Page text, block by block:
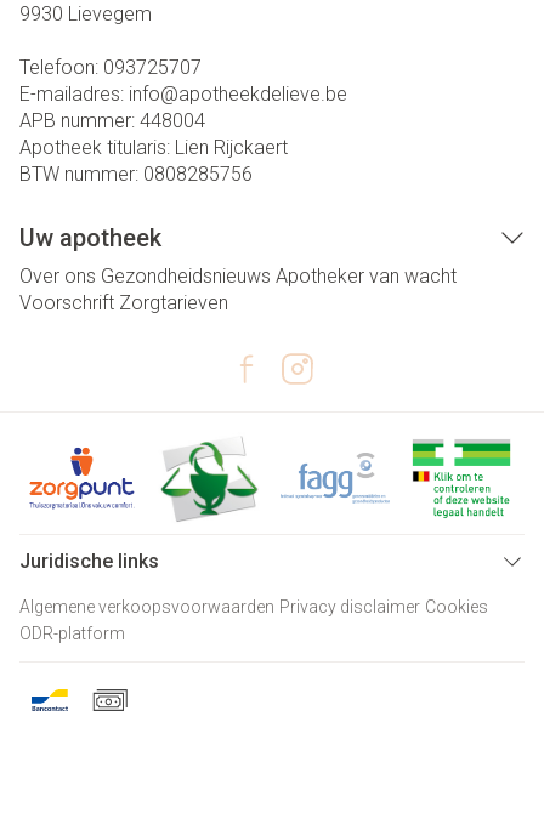
9930 Lievegem
Telefoon: 093725707
E-mailadres: info@apotheekdelieve.be
APB nummer: 448004
Apotheek titularis: Lien Rijckaert
BTW nummer: 0808285756
Uw apotheek
Over ons Gezondheidsnieuws Apotheker van wacht
Voorschrift Zorgtarieven
Juridische links
Algemene verkoopsvoorwaarden Privacy disclaimer Cookies
ODR-platform